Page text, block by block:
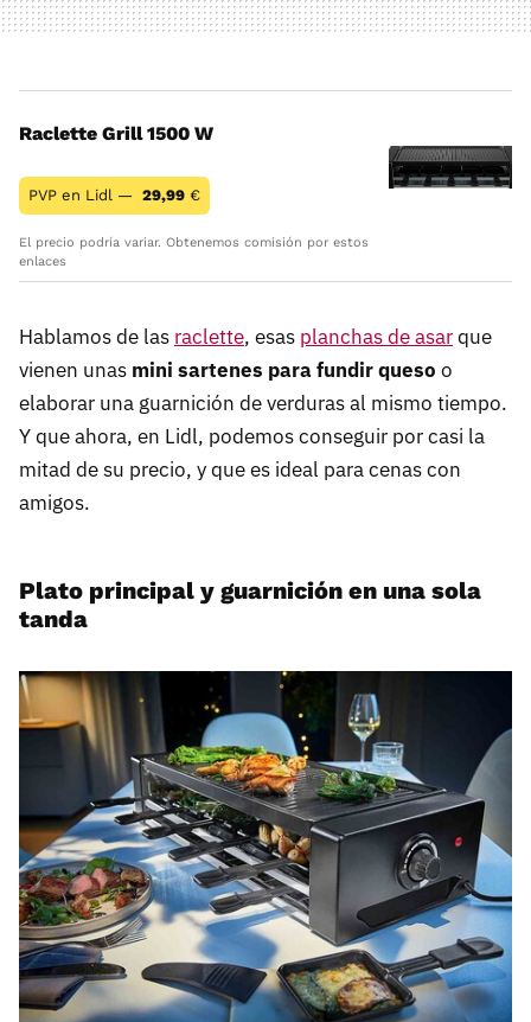
Raclette Grill 1500 W
PVP en Lidl — 29,99 €
El precio podría variar. Obtenemos comisión por estos
enlaces
Hablamos de las raclette, esas planchas de asarque
vienen unas mini sartenes para fundir queso o
elaborar una guarnición de verduras al mismo tiempo.
Y que ahora, en Lidl, podemos conseguir por casi la
mitad de su precio, y que es ideal para cenas con
amigos.
Plato principal y guarnición en una sola
tanda